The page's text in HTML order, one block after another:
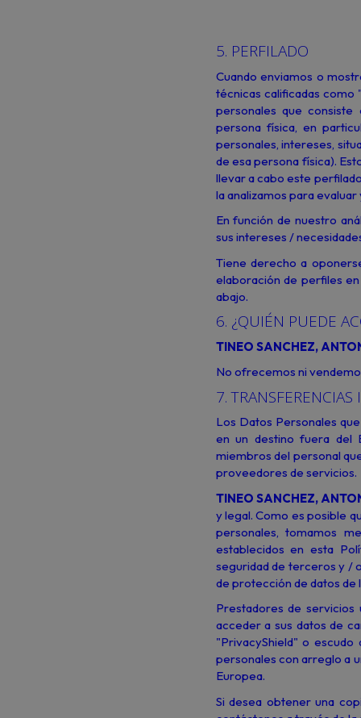
5. PERFILADO
Cuando enviamos o
técnicas calificadas
personales que
persona física, en
personales, intereses,
de esa persona física).
llevar a cabo este
la analizamos para
En función de nuestro
sus intereses /
Tiene derecho a
elaboración de perfiles
abajo.
6. ¿QUIÉN PUEDE
TINEO SANCHEZ,
No ofrecemos ni
7.
Los Datos Personales
en un destino fuera del
miembros del personal
proveedores de servicios.
TINEO SANCHEZ,
y legal. Como es posible
personales, tomamos
establecidos en esta
seguridad de terceros y /
de protección de datos de
Prestadores de
acceder a sus datos de
"PrivacyShield" o
personales con arreglo a
Europea.
Si desea obtener una